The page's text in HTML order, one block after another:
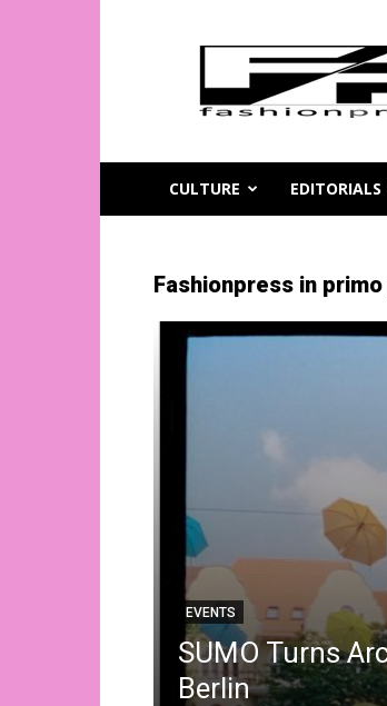
di
moda
online
FashionPress.it
CULTURE EDITORIALS
Fashionpress in
EVENTS
SUMO Turns
Berlin